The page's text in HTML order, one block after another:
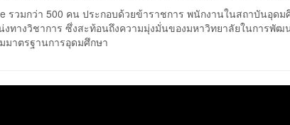
รวมกว่า 500 คน ประกอบด้วยข้าราชการ พนักงานในสถาบันอุดม
างวิชาการ ซึ่งสะท้อนถึงความมุ่งมั่นของมหาวิทยาลัยในการพัฒ
มาตรฐานการอุดมศึกษา